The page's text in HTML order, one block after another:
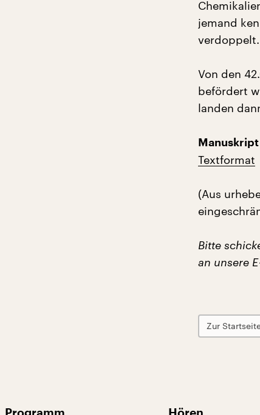
jemand
verdoppelt.
Von den
befördert
landen
Manuskript
Textformat
(Aus
Bitte
an unsere
Zur